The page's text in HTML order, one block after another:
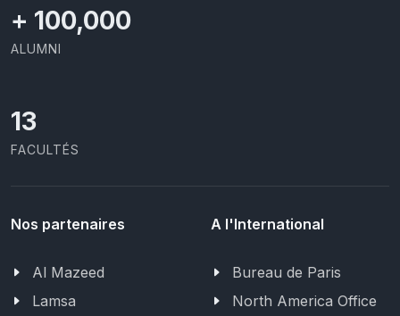
+ 100,000
ALUMNI
13
FACULTÉS
Nos partenaires
Al Mazeed
Lamsa
A l'International
Bureau de Paris
North America Office